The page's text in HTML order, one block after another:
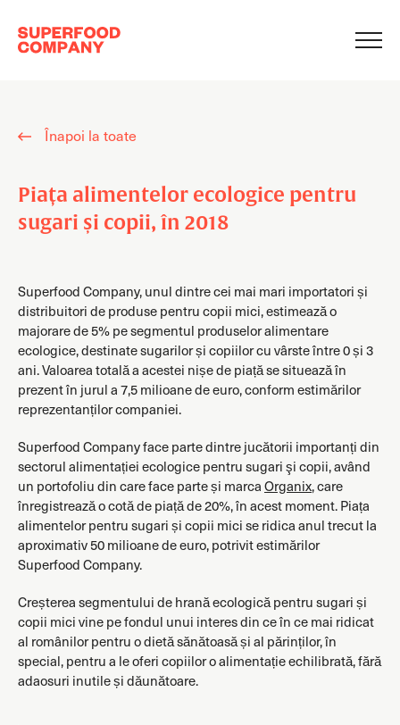
Înapoi la toate
Piața alimentelor ecologice pentru
sugari și copii, în 2018
Superfood Company, unul dintre cei mai mari importatori și
distribuitori de produse pentru copii mici, estimează o
majorare de 5% pe segmentul produselor alimentare
ecologice, destinate sugarilor și copiilor cu vârste între 0 și 3
ani. Valoarea totală a acestei nișe de piață se situează în
prezent în jurul a 7,5 milioane de euro, conform estimărilor
reprezentanților companiei.
Superfood Company face parte dintre jucătorii importanți din
sectorul alimentației ecologice pentru sugari şi copii, având
un portofoliu din care face parte și marcaOrganix, care
înregistrează o cotă de piață de 20%, în acest moment. Piața
alimentelor pentru sugari și copii mici se ridica anul trecut la
aproximativ 50 milioane de euro, potrivit estimărilor
Superfood Company.
Creșterea segmentului de hrană ecologică pentru sugari și
copii mici vine pe fondul unui interes din ce în ce mai ridicat
al românilor pentru o dietă sănătoasă și al părinților, în
special, pentru a le oferi copiilor o alimentație echilibrată, fără
adaosuri inutile și dăunătoare.